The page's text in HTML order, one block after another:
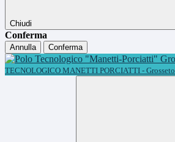
Chiudi
Conferma
Annulla
Conferma
TECNOLOGICO MANETTI PORCIATTI - Grosseto